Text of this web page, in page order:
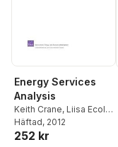
Energy Services
Analysis
Keith Crane, Liisa Ecola ,
Scott Hassell
Nataraj
Häftad, 2012
252 kr